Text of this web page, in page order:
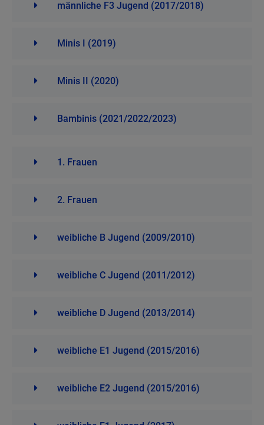
männliche F3 Jugend (2017/2018)
Minis I (2019)
Minis II (2020)
Bambinis (2021/2022/2023)
1. Frauen
2. Frauen
weibliche B Jugend (2009/2010)
weibliche C Jugend (2011/2012)
weibliche D Jugend (2013/2014)
weibliche E1 Jugend (2015/2016)
weibliche E2 Jugend (2015/2016)